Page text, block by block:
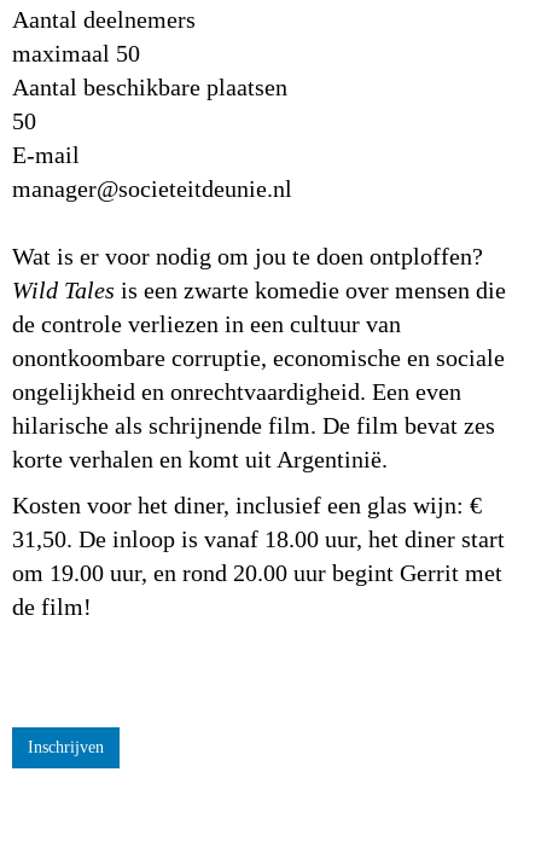
Aantal deelnemers
maximaal 50
Aantal beschikbare plaatsen
50
E-mail
manager@societeitdeunie.nl
Wat is er voor nodig om jou te doen ontploffen?
Wild Tales is een zwarte komedie over mensen die
de controle verliezen in een cultuur van
onontkoombare corruptie, economische en sociale
ongelijkheid en onrechtvaardigheid. Een even
hilarische als schrijnende film. De film bevat zes
korte verhalen en komt uit Argentinië.
Kosten voor het diner, inclusief een glas wijn: €
31,50. De inloop is vanaf 18.00 uur, het diner start
om 19.00 uur, en rond 20.00 uur begint Gerrit met
de film!
Inschrijven